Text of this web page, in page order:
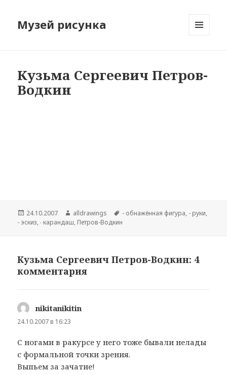
Музей рисунка
Кузьма Сергеевич Петров-
Водкин
Опубликовано
24.10.2007 Автор
alldrawings Метки
- обнажённая фигура, - руки,
- эскиз, ∙ карандаш, Петров-Водкин
Кузьма Сергеевич Петров-Водкин: 4
комментария
nikitanikitin
24.10.2007 в 16:23
С ногами в ракурсе у него тоже бывали нелады
с формальной точки зрения.
Выпьем за зачатие!